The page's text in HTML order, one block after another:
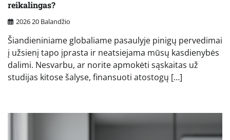
reikalingas?
2026 20 Balandžio
Šiandieniniame globaliame pasaulyje pinigų pervedimai
į užsienį tapo įprasta ir neatsiejama mūsų kasdienybės
dalimi. Nesvarbu, ar norite apmokėti sąskaitas už
studijas kitose šalyse, finansuoti atostogų […]